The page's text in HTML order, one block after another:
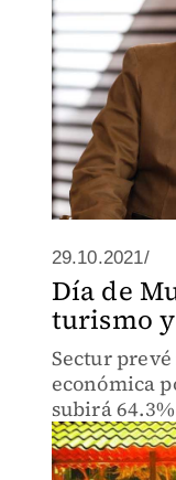
29.10.2021/
Día de
turismo
Sectur
económica
subirá